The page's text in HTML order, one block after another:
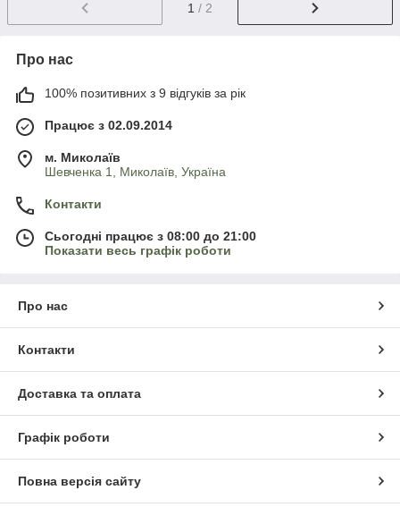
1 / 2
Про нас
100% позитивних з 9 відгуків за рік
Працює з 02.09.2014
м. Миколаїв
Шевченка 1, Миколаїв, Україна
Контакти
Сьогодні працює з 08:00 до 21:00
Показати весь графік роботи
Про нас
Контакти
Доставка та оплата
Графік роботи
Повна версія сайту